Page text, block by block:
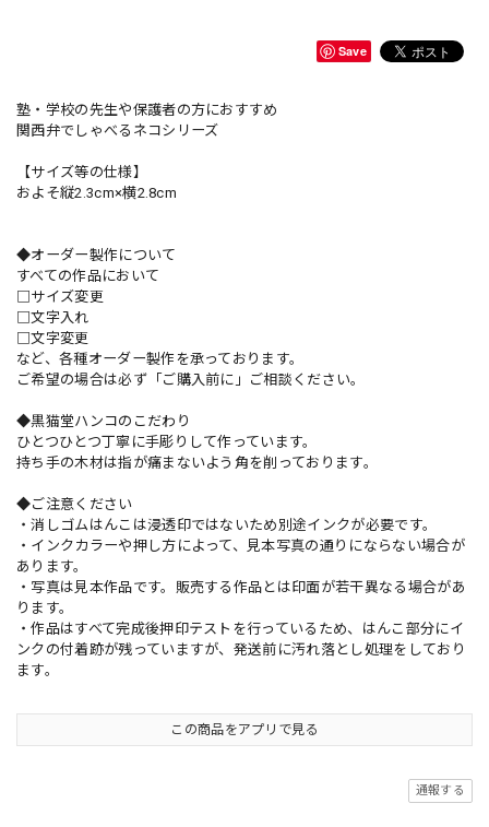
Save
塾・学校の先生や保護者の方におすすめ
関西弁でしゃべるネコシリーズ
【サイズ等の仕様】
およそ縦2.3cm×横2.8cm
◆オーダー製作について
すべての作品において
□サイズ変更
□文字入れ
□文字変更
など、各種オーダー製作を承っております。
ご希望の場合は必ず「ご購入前に」ご相談ください。
◆黒猫堂ハンコのこだわり
ひとつひとつ丁寧に手彫りして作っています。
持ち手の木材は指が痛まないよう角を削っております。
◆ご注意ください
・消しゴムはんこは浸透印ではないため別途インクが必要です。
・インクカラーや押し方によって、見本写真の通りにならない場合が
あります。
・写真は見本作品です。販売する作品とは印面が若干異なる場合があ
ります。
・作品はすべて完成後押印テストを行っているため、はんこ部分にイ
ンクの付着跡が残っていますが、発送前に汚れ落とし処理をしており
ます。
この商品をアプリで見る
通報する